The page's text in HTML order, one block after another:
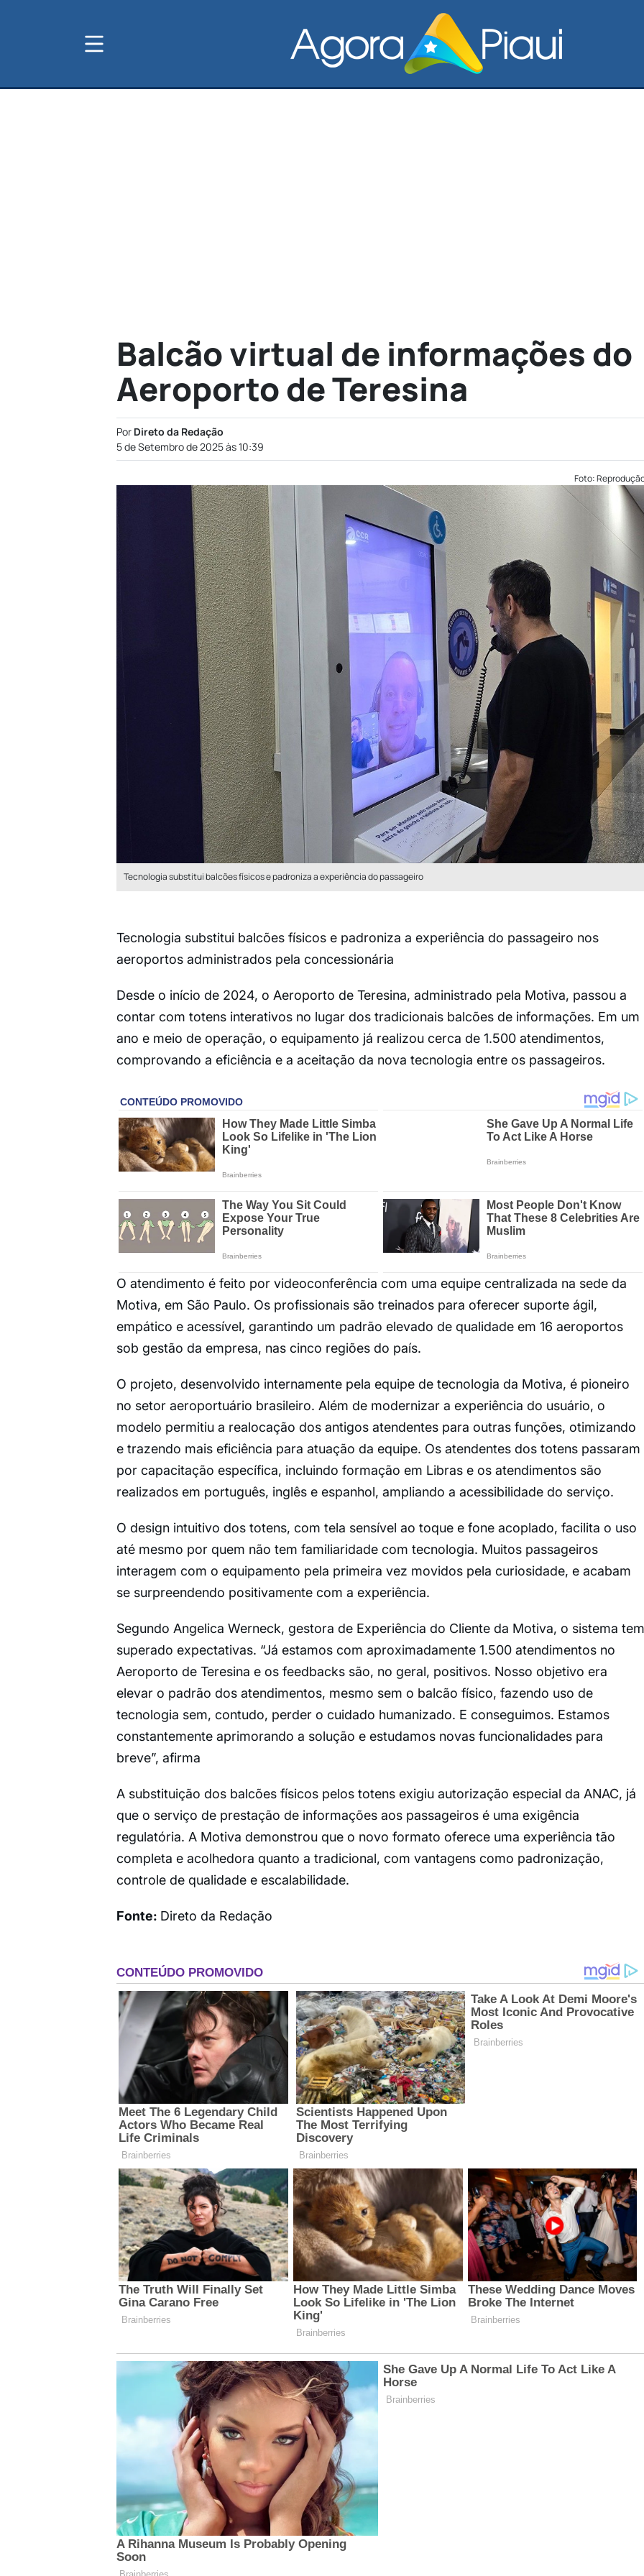
Balcão virtual de informações do
Aeroporto de Teresina
Por Direto da Redação
5 de Setembro de 2025 às 10:39
Foto:
Tecnologia substitui balcões físicos e padroniza a experiência do passageiro
Tecnologia substitui balcões físicos e padroniza a experiência do passageiro nos
aeroportos administrados pela concessionária
Desde o início de 2024, o Aeroporto de Teresina, administrado pela Motiva, passou a
contar com totens interativos no lugar dos tradicionais balcões de informações. Em um
ano e meio de operação, o equipamento já realizou cerca de 1.500 atendimentos,
comprovando a eficiência e a aceitação da nova tecnologia entre os passageiros.
O atendimento é feito por videoconferência com uma equipe centralizada na sede da
Motiva, em São Paulo. Os profissionais são treinados para oferecer suporte ágil,
empático e acessível, garantindo um padrão elevado de qualidade em 16 aeroportos
sob gestão da empresa, nas cinco regiões do país.
O projeto, desenvolvido internamente pela equipe de tecnologia da Motiva, é pioneiro
no setor aeroportuário brasileiro. Além de modernizar a experiência do usuário, o
modelo permitiu a realocação dos antigos atendentes para outras funções, otimizando
e trazendo mais eficiência para atuação da equipe. Os atendentes dos totens passaram
por capacitação específica, incluindo formação em Libras e os atendimentos são
realizados em português, inglês e espanhol, ampliando a acessibilidade do serviço.
O design intuitivo dos totens, com tela sensível ao toque e fone acoplado, facilita o uso
até mesmo por quem não tem familiaridade com tecnologia. Muitos passageiros
interagem com o equipamento pela primeira vez movidos pela curiosidade, e acabam
se surpreendendo positivamente com a experiência.
Segundo Angelica Werneck, gestora de Experiência do Cliente da Motiva, o sistema tem
superado expectativas. “Já estamos com aproximadamente 1.500 atendimentos no
Aeroporto de Teresina e os feedbacks são, no geral, positivos. Nosso objetivo era
elevar o padrão dos atendimentos, mesmo sem o balcão físico, fazendo uso de
tecnologia sem, contudo, perder o cuidado humanizado. E conseguimos. Estamos
constantemente aprimorando a solução e estudamos novas funcionalidades para
breve”, afirma
A substituição dos balcões físicos pelos totens exigiu autorização especial da ANAC, já
que o serviço de prestação de informações aos passageiros é uma exigência
regulatória. A Motiva demonstrou que o novo formato oferece uma experiência tão
completa e acolhedora quanto a tradicional, com vantagens como padronização,
controle de qualidade e escalabilidade.
Fonte: Direto da Redação